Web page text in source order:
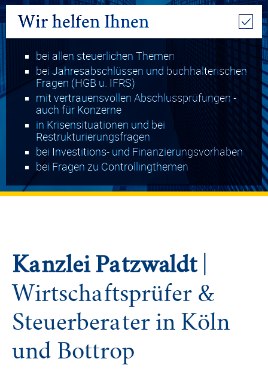
Wir helfen Ihnen
bei allen steuerlichen Themen
bei Jahresabschlüssen und buchhalterischen
Fragen (HGB u. IFRS)
mit vertrauensvollen Abschlussprüfungen -
auch für Konzerne
in Krisensituationen und bei
Restrukturierungsfragen
bei Investitions- und Finanzierungsvorhaben
bei Fragen zu Controllingthemen
Kanzlei Patzwaldt|
Wirtschaftsprüfer &
Steuerberater in Köln
und Bottrop